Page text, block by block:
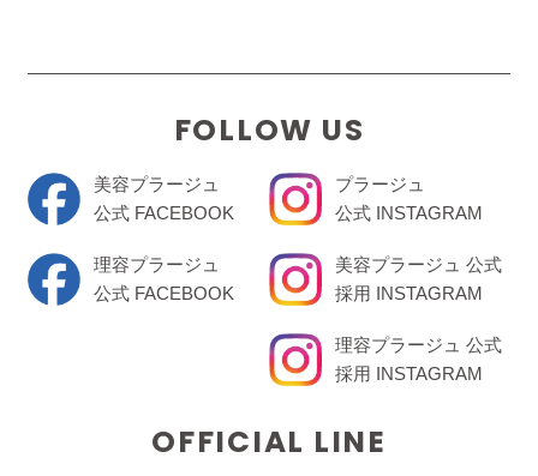
FOLLOW US
美容プラージュ
公式 FACEBOOK
理容プラージュ
公式 FACEBOOK
プラージュ
公式 INSTAGRAM
美容プラージュ 公式
採用 INSTAGRAM
理容プラージュ 公式
採用 INSTAGRAM
OFFICIAL LINE